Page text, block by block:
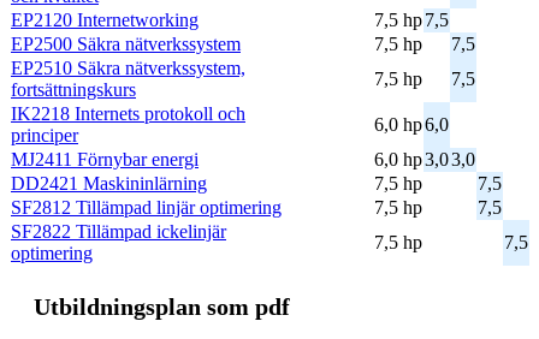
EP2120 Internetworking
7,5 hp7,5
EP2500 Säkra nätverkssystem
7,5 hp
7,5
EP2510 Säkra nätverkssystem,
fortsättningskurs
7,5 hp
7,5
IK2218 Internets protokoll och
principer
6,0 hp6,0
MJ2411 Förnybar energi
6,0 hp3,03,0
DD2421 Maskininlärning
7,5 hp
7,5
SF2812 Tillämpad linjär optimering
7,5 hp
7,5
SF2822 Tillämpad ickelinjär
optimering
7,5 hp 7,5
Ut­bild­nings­plan som pdf